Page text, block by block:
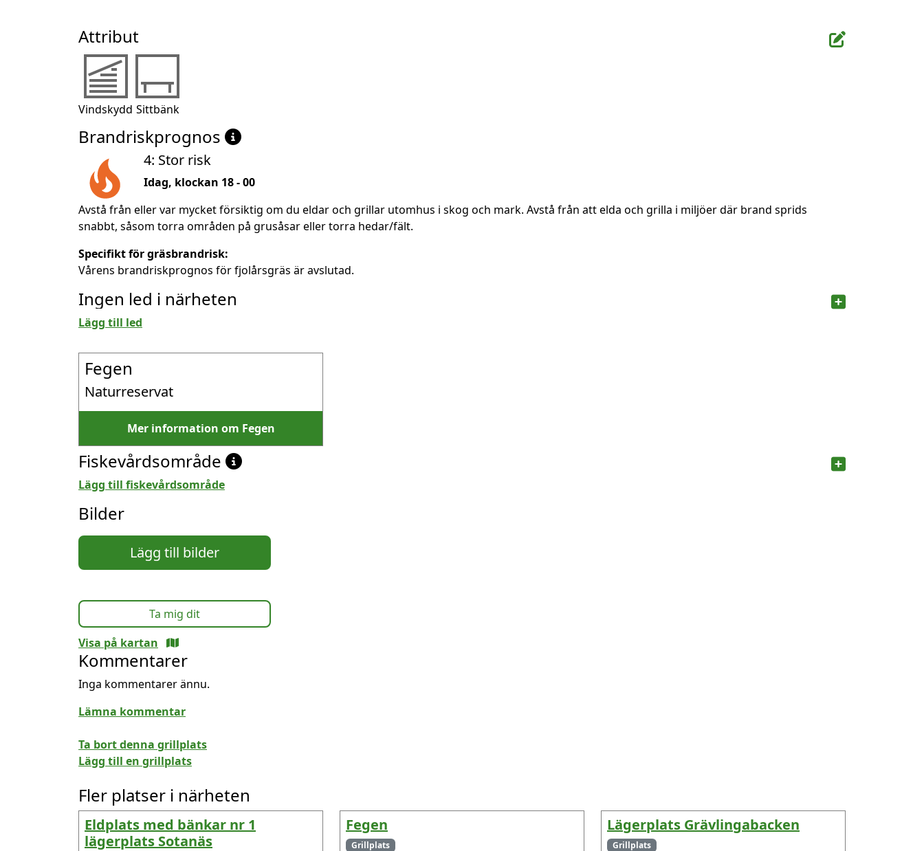
Attribut
Vindskydd Sittbänk
Brandriskprognos
4: Stor risk
Idag, klockan 18 - 00
Avstå från eller var mycket försiktig om du eldar och grillar utomhus i skog och mark. Avstå från att elda och grilla i miljöer där brand sprids
snabbt, såsom torra områden på grusåsar eller torra hedar/fält.
Specifikt för gräsbrandrisk:
Vårens brandriskprognos för fjolårsgräs är avslutad.
Ingen led i närheten
Lägg till led
Fegen
Naturreservat
Mer information om Fegen
Fiskevårdsområde
Lägg till fiskevårdsområde
Bilder
Lägg till bilder
Ta mig dit
Visa på kartan
Kommentarer
Inga kommentarer ännu.
Lämna kommentar
Ta bort denna grillplats
Lägg till en grillplats
Fler platser i närheten
Eldplats med bänkar nr 1
lägerplats Sotanäs
Fegen
Grillplats
Lägerplats Grävlingabacken
Grillplats